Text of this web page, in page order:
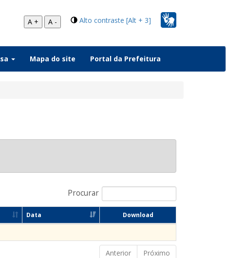
Alto contraste [Alt + 3]
A + A -
Mapa do site Portal da Prefeitura
Procurar
Data Download
Anterior Próximo